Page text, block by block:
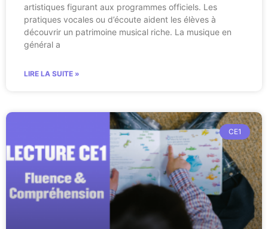
artistiques figurant aux programmes officiels. Les
pratiques vocales ou d’écoute aident les élèves à
découvrir un patrimoine musical riche. La musique en
général a
LIRE LA SUITE »
CE1